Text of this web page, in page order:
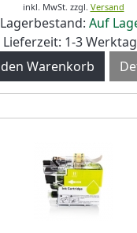
inkl. MwSt. zzgl. Versand
Lagerbestand: Auf
Lieferzeit: 1-3